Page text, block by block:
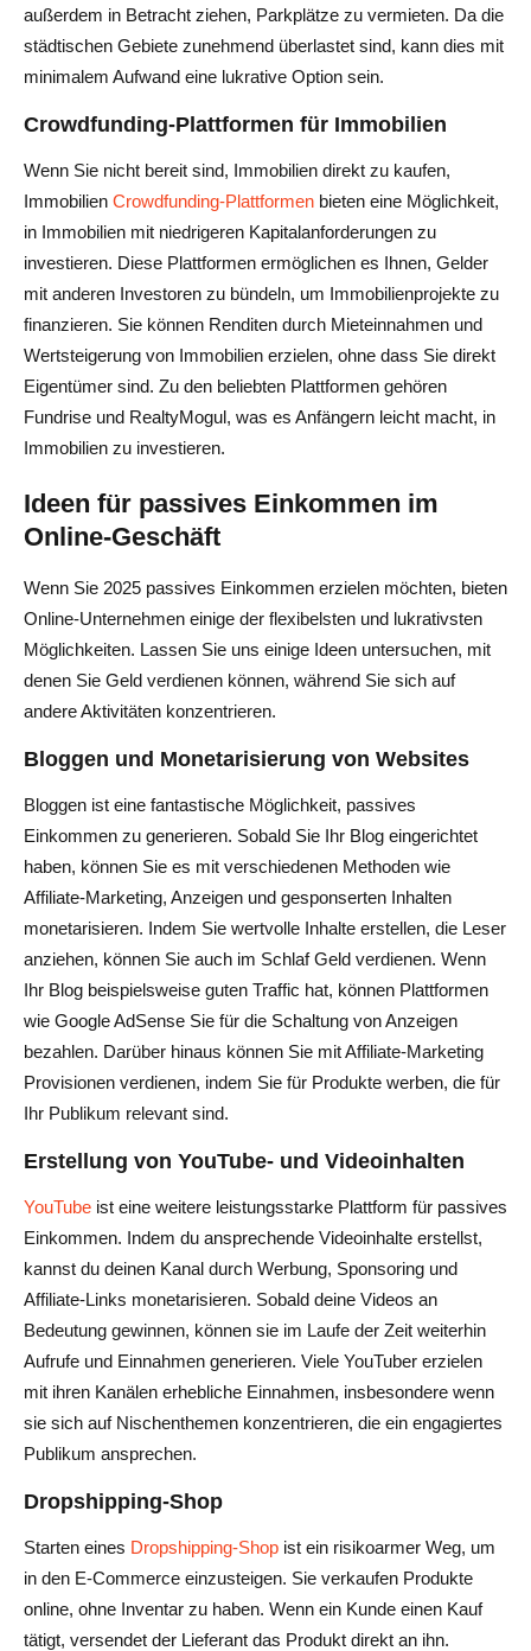
außerdem in Betracht ziehen, Parkplätze zu vermieten. Da die
städtischen Gebiete zunehmend überlastet sind, kann dies mit
minimalem Aufwand eine lukrative Option sein.
Crowdfunding-Plattformen für Immobilien
Wenn Sie nicht bereit sind, Immobilien direkt zu kaufen,
Immobilien Crowdfunding-Plattformen bieten eine Möglichkeit,
in Immobilien mit niedrigeren Kapitalanforderungen zu
investieren. Diese Plattformen ermöglichen es Ihnen, Gelder
mit anderen Investoren zu bündeln, um Immobilienprojekte zu
finanzieren. Sie können Renditen durch Mieteinnahmen und
Wertsteigerung von Immobilien erzielen, ohne dass Sie direkt
Eigentümer sind. Zu den beliebten Plattformen gehören
Fundrise und RealtyMogul, was es Anfängern leicht macht, in
Immobilien zu investieren.
Ideen für passives Einkommen im
Online-Geschäft
Wenn Sie 2025 passives Einkommen erzielen möchten, bieten
Online-Unternehmen einige der flexibelsten und lukrativsten
Möglichkeiten. Lassen Sie uns einige Ideen untersuchen, mit
denen Sie Geld verdienen können, während Sie sich auf
andere Aktivitäten konzentrieren.
Bloggen und Monetarisierung von Websites
Bloggen ist eine fantastische Möglichkeit, passives
Einkommen zu generieren. Sobald Sie Ihr Blog eingerichtet
haben, können Sie es mit verschiedenen Methoden wie
Affiliate-Marketing, Anzeigen und gesponserten Inhalten
monetarisieren. Indem Sie wertvolle Inhalte erstellen, die Leser
anziehen, können Sie auch im Schlaf Geld verdienen. Wenn
Ihr Blog beispielsweise guten Traffic hat, können Plattformen
wie Google AdSense Sie für die Schaltung von Anzeigen
bezahlen. Darüber hinaus können Sie mit Affiliate-Marketing
Provisionen verdienen, indem Sie für Produkte werben, die für
Ihr Publikum relevant sind.
Erstellung von YouTube- und Videoinhalten
YouTube ist eine weitere leistungsstarke Plattform für passives
Einkommen. Indem du ansprechende Videoinhalte erstellst,
kannst du deinen Kanal durch Werbung, Sponsoring und
Affiliate-Links monetarisieren. Sobald deine Videos an
Bedeutung gewinnen, können sie im Laufe der Zeit weiterhin
Aufrufe und Einnahmen generieren. Viele YouTuber erzielen
mit ihren Kanälen erhebliche Einnahmen, insbesondere wenn
sie sich auf Nischenthemen konzentrieren, die ein engagiertes
Publikum ansprechen.
Dropshipping-Shop
Starten eines Dropshipping-Shop ist ein risikoarmer Weg, um
in den E-Commerce einzusteigen. Sie verkaufen Produkte
online, ohne Inventar zu haben. Wenn ein Kunde einen Kauf
tätigt, versendet der Lieferant das Produkt direkt an ihn.